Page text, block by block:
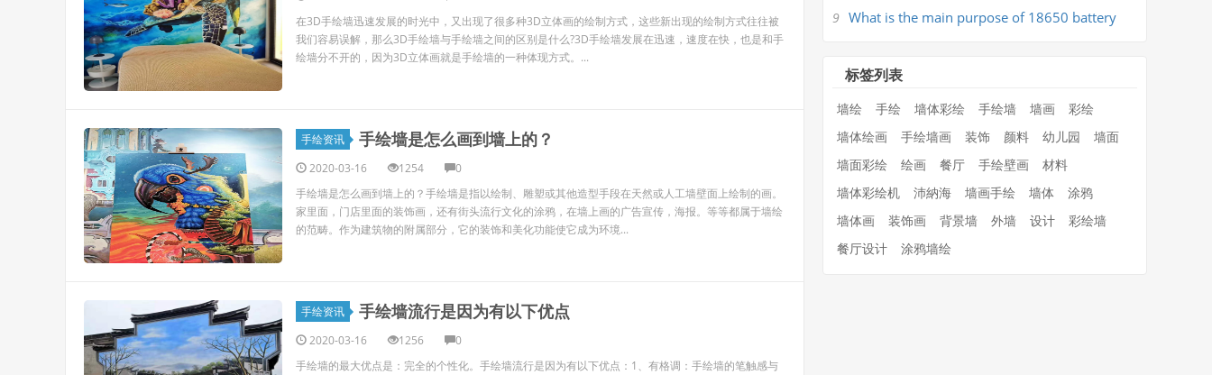
在3D手绘墙迅速发展的时光中，又出现了很多种3D立体画的绘制方式，这些新出现的绘制方式往往被
我们容易误解，那么3D手绘墙与手绘墙之间的区别是什么?3D手绘墙发展在迅速，速度在快，也是和手
绘墙分不开的，因为3D立体画就是手绘墙的一种体现方式。...
手绘资讯 手绘墙是怎么画到墙上的？
2020-03-16 1254
0
手绘墙是怎么画到墙上的？手绘墙是指以绘制、雕塑或其他造型手段在天然或人工墙壁面上绘制的画。
家里面，门店里面的装饰画，还有街头流行文化的涂鸦，在墙上画的广告宣传，海报。等等都属于墙绘
的范畴。作为建筑物的附属部分，它的装饰和美化功能使它成为环境...
手绘资讯 手绘墙流行是因为有以下优点
2020-03-16 1256
0
手绘墙的最大优点是：完全的个性化。手绘墙流行是因为有以下优点：1、有格调：手绘墙的笔触感与
9 What is the main purpose of 18650 battery
标签列表
墙绘 手绘 墙体彩绘 手绘墙 墙画
彩绘
墙体绘画
手绘墙画 装饰 颜料 幼儿园
墙面
墙面彩绘
绘画 餐厅 手绘壁画
材料
墙体彩绘机
沛納海 墙画手绘 墙体
涂鸦
墙体画
装饰画 背景墙 外墙 设计
彩绘墙
餐厅设计
涂鸦墙绘